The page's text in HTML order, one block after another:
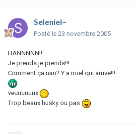
Seleniel~
Posté le 23 novembre 2005
HANNNNN!!
Je prends je prends!!!
Comment ça nan? Y a noel qui arrive!!!
veuuuuuux
Trop beaux husky ou pas